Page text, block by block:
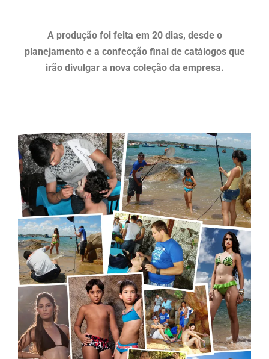
A produção foi feita em 20 dias, desde o
planejamento e a confecção final de catálogos que
irão divulgar a nova coleção da empresa.